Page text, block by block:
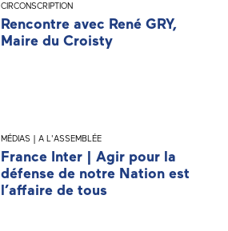
CIRCONSCRIPTION
Rencontre avec René GRY,
Maire du Croisty
MÉDIAS | A L'ASSEMBLÉE
France Inter | Agir pour la
défense de notre Nation est
l’affaire de tous